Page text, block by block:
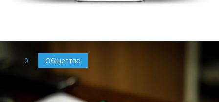
20 мая 2016, 17:34
0 Общество